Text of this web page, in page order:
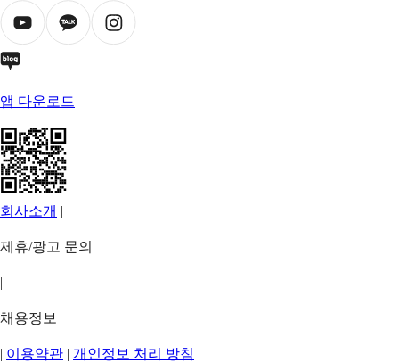
앱 다운로드
회사소개 |
제휴/광고 문의
|
채용정보
| 이용약관 | 개인정보 처리 방침